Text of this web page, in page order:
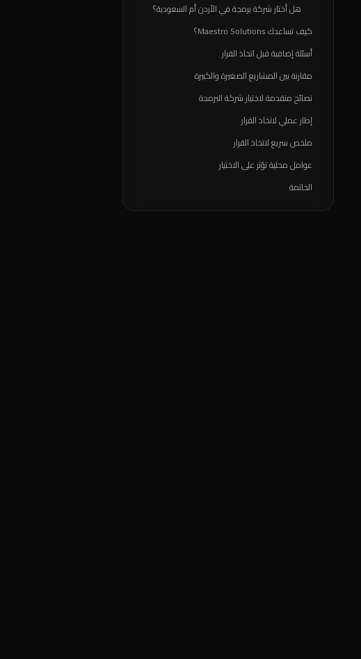
هل أختار شركة برمجة في الأردن أم السعودية؟
كيف تساعدك Maestro Solutions؟
أسئلة إضافية قبل اتخاذ القرار
مقارنة بين المشاريع الصغيرة والكبيرة
نصائح متقدمة لاختيار شركة البرمجة
إطار عملي لاتخاذ القرار
ملخص سريع لاتخاذ القرار
عوامل محلية تؤثر على الاختيار
الخاتمة